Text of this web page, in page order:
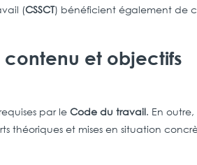
(CSSCT) bénéficient également de
contenu et objectifs
par leCode du travail. En outre,
théoriques et mises en situation